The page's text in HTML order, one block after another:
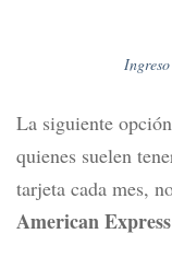
La siguiente
quienes suelen
tarjeta cada mes,
American